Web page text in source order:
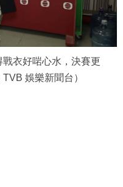
衣好啱心水，決賽更
娛樂新聞台）